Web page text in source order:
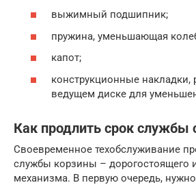
выжимный подшипник;
пружина, уменьшающая
капот;
конструкционные
ведущем диске для
Как продлить срок службы
Своевременное техобслуживание
службы корзины – дорогостоящего
механизма. В первую очередь, нужно